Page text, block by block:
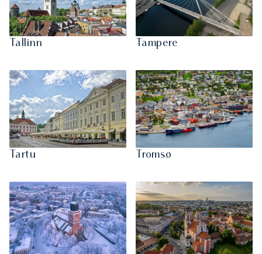
Tallinn Tampere
Tartu Tromsø